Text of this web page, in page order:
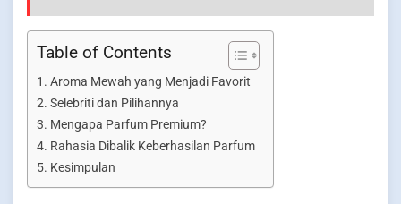
Table of Contents
Aroma Mewah yang Menjadi Favorit
Selebriti dan Pilihannya
Mengapa Parfum Premium?
Rahasia Dibalik Keberhasilan Parfum
Kesimpulan